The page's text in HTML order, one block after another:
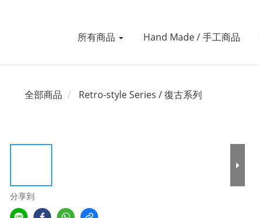
所有商品 Hand Made / 手工商品
全部商品 Retro-style Series / 復古系列
分享到